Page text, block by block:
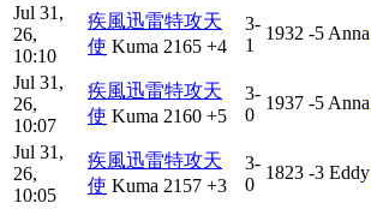
Jul 31,
26,
10:10
疾風迅雷特攻天
使 Kuma 2165 +4
3-
1
1932 -5 Anna
Jul 31,
26,
10:07
疾風迅雷特攻天
使 Kuma 2160 +5
3-
0
1937 -5 Anna
Jul 31,
26,
10:05
疾風迅雷特攻天
使 Kuma 2157 +3
3-
0
1823 -3 Eddy